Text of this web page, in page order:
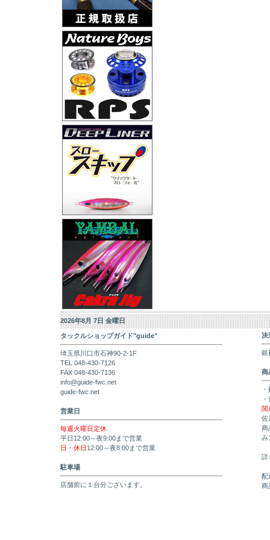
2026年8月 7日 金曜日
タックルショップガイド"guide"
埼玉県川口市石神90-2-1F
TEL 048-430-7126
FAX 048-430-7136
info@guide-fwc.net
guide-fwc.net
営業日
毎週火曜日定休
平日12:00～夜9:00まで営業
日・休日 12:00～夜8:00まで営業
駐車場
店舗前に１台分ございます。
決
銀
商
関
佐
商
み
詳
配
商